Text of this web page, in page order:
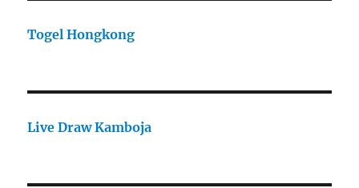
Togel Hongkong
Live Draw Kamboja